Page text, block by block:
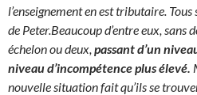
l’enseignement en est tributaire.
de Peter.Beaucoup d’entre eux,
échelon ou deux, passant d’un
niveau d’incompétence plus élevé.
nouvelle situation fait qu’ils se